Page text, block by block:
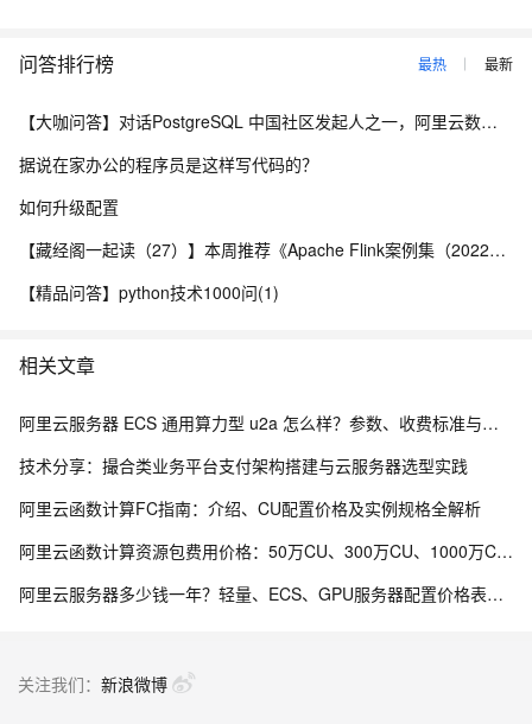
问答排行榜 最热 最新
【大咖问答】对话PostgreSQL 中国社区发起人之一，阿里云数据库高级专家 德哥
据说在家办公的程序员是这样写代码的？
如何升级配置
【藏经阁一起读（27）】本周推荐《Apache Flink案例集（2022版）》，你有哪些心得？
【精品问答】python技术1000问(1)
相关文章
阿里云服务器 ECS 通用算力型 u2a 怎么样？参数、收费标准与业务场景
技术分享：撮合类业务平台支付架构搭建与云服务器选型实践
阿里云函数计算FC指南：介绍、CU配置价格及实例规格全解析
阿里云函数计算资源包费用价格：50万CU、300万CU、1000万CU、2亿CU、20亿CU费用清单
阿里云服务器多少钱一年？轻量、ECS、GPU服务器配置价格表，个人、企业及学生活动整理
关注我们： 新浪微博